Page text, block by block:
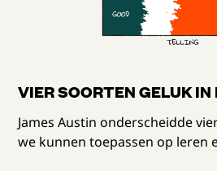
VIER SOORTEN GELUK IN
James Austin onderscheidde
we kunnen toepassen op leren